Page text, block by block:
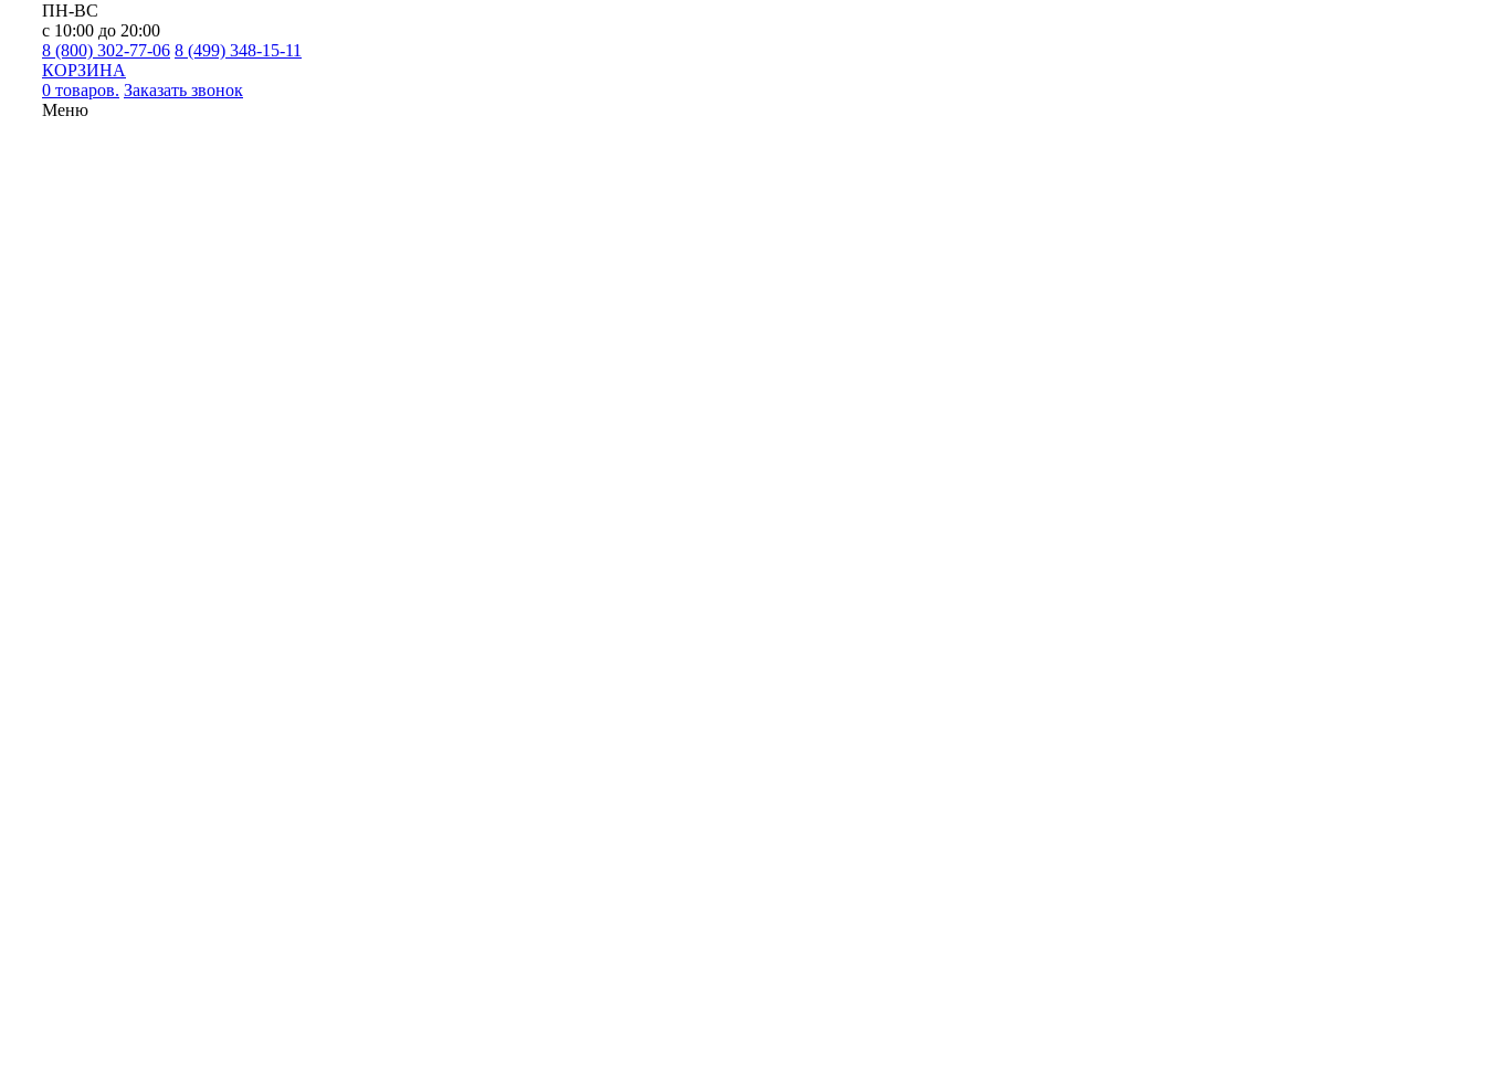
ПН-ВС
с 10:00 до 20:00
8 (800) 302-77-06 8 (499) 348-15-11
КОРЗИНА
0 товаров. Заказать звонок
Меню